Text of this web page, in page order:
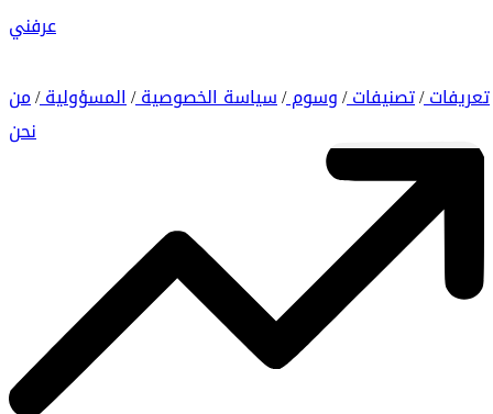
عرفني
تعريفات/ تصنيفات/ وسوم/ سياسة الخصوصية/ المسؤولية/ من
نحن